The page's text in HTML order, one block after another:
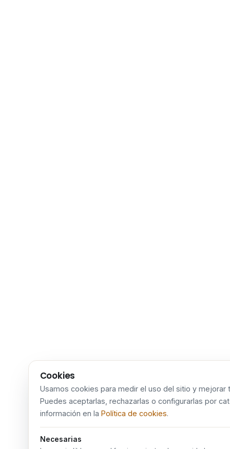
Cookies
Usamos cookies para medir el uso del sitio y mejorar
Puedes aceptarlas, rechazarlas o configurarlas por
información en la Política de cookies.
Necesarias